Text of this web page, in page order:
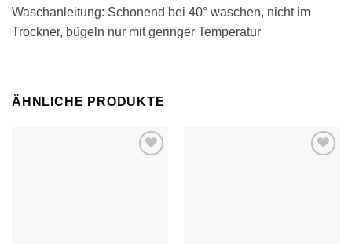
Waschanleitung: Schonend bei 40° waschen, nicht im
Trockner, bügeln nur mit geringer Temperatur
ÄHNLICHE PRODUKTE